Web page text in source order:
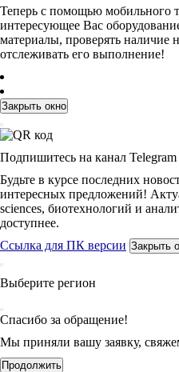
Теперь с помощью мобильного
интересующее Вас
материалы, проверять наличие
отслеживать его выполнение!
Закрыть окно
Подпишитесь на канал
Будьте в курсе последних
интересных предложений!
sciences, биотехнологий и
доступнее.
Ссылка для ПК версии Закрыть
Выберите регион
Спасибо за обращение!
Мы приняли вашу заявку,
Продолжить